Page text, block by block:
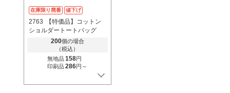
在庫限り廃番 値下げ
2763
【特価品】コットン
ショルダートートバッグ
200個の場合
（税込）
無地品 158円
印刷品 286円～